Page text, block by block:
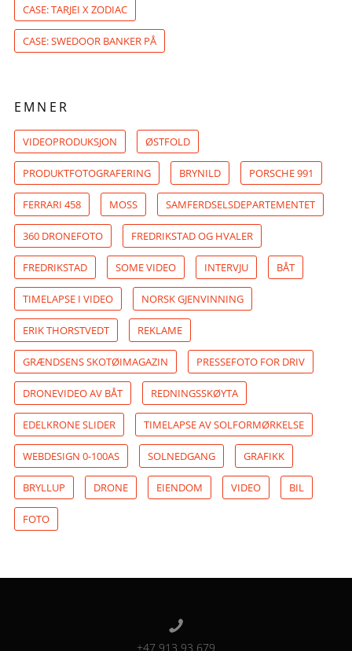
CASE: TARJEI X ZODIAC
CASE: SWEDOOR BANKER PÅ
EMNER
VIDEOPRODUKSJON ØSTFOLD
PRODUKTFOTOGRAFERING BRYNILD PORSCHE 991
FERRARI 458 MOSS SAMFERDSELSDEPARTEMENTET
360 DRONEFOTO FREDRIKSTAD OG HVALER
FREDRIKSTAD SOME VIDEO INTERVJU BÅT
TIMELAPSE I VIDEO NORSK GJENVINNING
ERIK THORSTVEDT REKLAME
GRÆNDSENS SKOTØIMAGAZIN PRESSEFOTO FOR DRIV
DRONEVIDEO AV BÅT REDNINGSSKØYTA
EDELKRONE SLIDER TIMELAPSE AV SOLFORMØRKELSE
WEBDESIGN 0-100AS SOLNEDGANG GRAFIKK
BRYLLUP DRONE EIENDOM VIDEO BIL
FOTO
+47 913 93 679